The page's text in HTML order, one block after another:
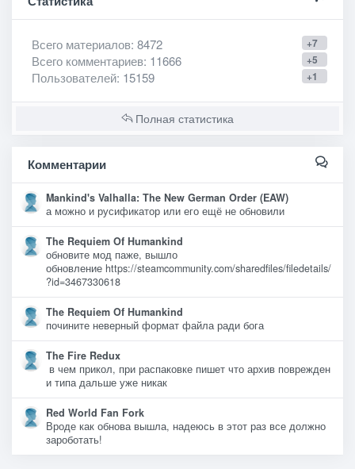
+7
Всего материалов: 8472
+5
Всего комментариев: 11666
+1
Пользователей: 15159
Полная статистика
Комментарии
Mankind's Valhalla: The New German Order (EAW)
а можно и русификатор или его ещё не обновили
The Requiem Of Humankind
обновите мод паже, вышло
обновление https://steamcommunity.com/sharedfiles/filedetails/
?id=3467330618
The Requiem Of Humankind
почините неверный формат файла ради бога
The Fire Redux
в чем прикол, при распаковке пишет что архив поврежден
и типа дальше уже никак
Red World Fan Fork
Вроде как обнова вышла, надеюсь в этот раз все должно
зароботать!